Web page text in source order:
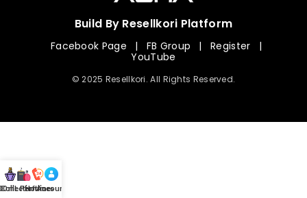
Build By Resellkori Platform
Facebook Page | FB Group | Register
|
YouTube
© 2025 Resellkori. All Rights Reserved.
mL Perfumes
Hotline
Account